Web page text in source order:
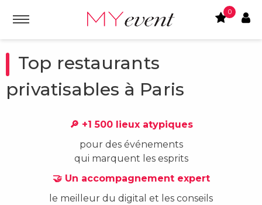
0
Top restaurants
privatisables à Paris
🔎 +1 500 lieux atypiques
pour des événements
qui marquent les esprits
🤝 Un accompagnement expert
le meilleur du digital et les conseils